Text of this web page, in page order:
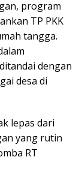
program
TP PKK
tangga.
dengan
desa di
lepas dari
yang rutin
RT